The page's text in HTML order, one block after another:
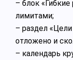
– блок
лимитами;
– раздел
отложено и
– календарь